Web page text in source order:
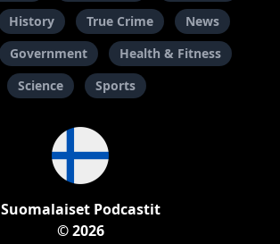
History True Crime
News
Government
Health & Fitness
Science
Sports
Suomalaiset Podcastit
© 2026